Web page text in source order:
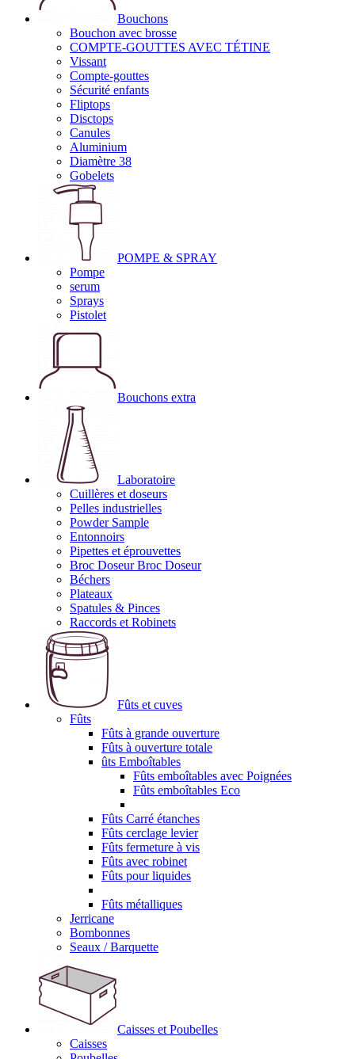
Bouchons
Bouchon avec brosse
COMPTE-GOUTTES AVEC TÉTINE
Vissant
Compte-gouttes
Sécurité enfants
Fliptops
Disctops
Canules
Aluminium
Diamètre 38
Gobelets
POMPE & SPRAY
Pompe
serum
Sprays
Pistolet
Bouchons extra
Laboratoire
Cuillères et doseurs
Pelles industrielles
Powder Sample
Entonnoirs
Pipettes et éprouvettes
Broc Doseur Broc Doseur
Béchers
Plateaux
Spatules & Pinces
Raccords et Robinets
Fûts et cuves
Fûts
Fûts à grande ouverture
Fûts à ouverture totale
ûts Emboîtables
Fûts emboîtables avec Poignées
Fûts emboîtables Eco
Fûts Carré étanches
Fûts cerclage levier
Fûts fermeture à vis
Fûts avec robinet
Fûts pour liquides
Fûts métalliques
Jerricane
Bombonnes
Seaux / Barquette
Caisses et Poubelles
Caisses